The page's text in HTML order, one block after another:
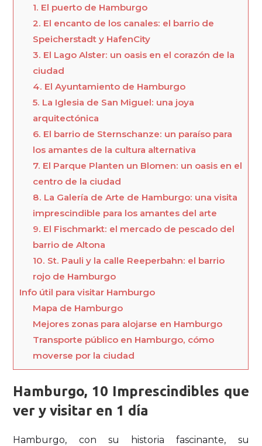
1. El puerto de Hamburgo
2. El encanto de los canales: el barrio de
Speicherstadt y HafenCity
3. El Lago Alster: un oasis en el corazón de la
ciudad
4. El Ayuntamiento de Hamburgo
5. La Iglesia de San Miguel: una joya
arquitectónica
6. El barrio de Sternschanze: un paraíso para
los amantes de la cultura alternativa
7. El Parque Planten un Blomen: un oasis en el
centro de la ciudad
8. La Galería de Arte de Hamburgo: una visita
imprescindible para los amantes del arte
9. El Fischmarkt: el mercado de pescado del
barrio de Altona
10. St. Pauli y la calle Reeperbahn: el barrio
rojo de Hamburgo
Info útil para visitar Hamburgo
Mapa de Hamburgo
Mejores zonas para alojarse en Hamburgo
Transporte público en Hamburgo, cómo
moverse por la ciudad
Hamburgo, 10 Imprescindibles que
ver y visitar en 1 día
Hamburgo, con su historia fascinante, su